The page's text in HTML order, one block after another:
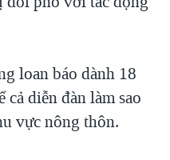
TRỘM HẢI SÂM
loan báo dành 18
diễn đàn làm sao
vực nông thôn.